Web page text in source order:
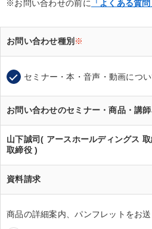
※お問い合わせの前に 「よくある質問
お問い合わせ種別 ※
セミナー・本・音声・動画につ
お問い合わせのセミナー・商品・講
山下誠司( アースホールディングス
取締役 )
資料請求
商品の詳細案内、パンフレットをお送